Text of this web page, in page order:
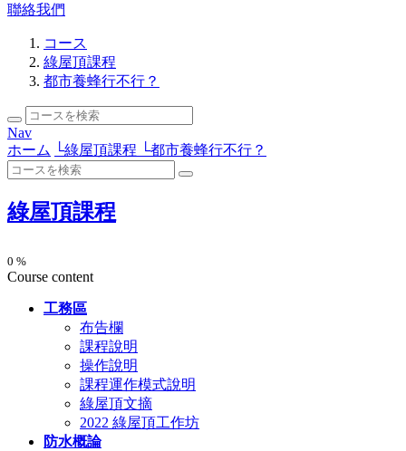
聯絡我們
コース
綠屋頂課程
都市養蜂行不行？
Nav
ホーム
└綠屋頂課程 └都市養蜂行不行？
綠屋頂課程
0 %
Course content
工務區
布告欄
課程說明
操作說明
課程運作模式說明
綠屋頂文摘
2022 綠屋頂工作坊
防水概論